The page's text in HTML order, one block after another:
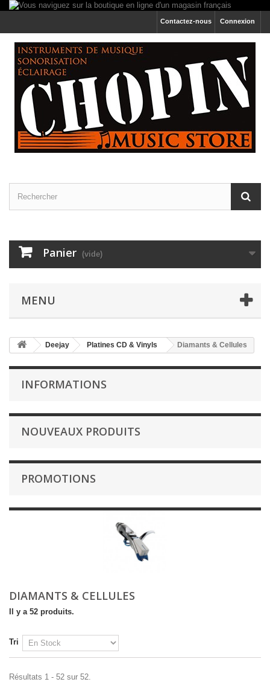
Connexion
Contactez-nous
Panier (vide)
MENU
Deejay Platines CD & Vinyls Diamants & Cellules
INFORMATIONS
NOUVEAUX PRODUITS
PROMOTIONS
DIAMANTS & CELLULES
Il y a 52 produits.
Tri
Résultats 1 - 52 sur 52.